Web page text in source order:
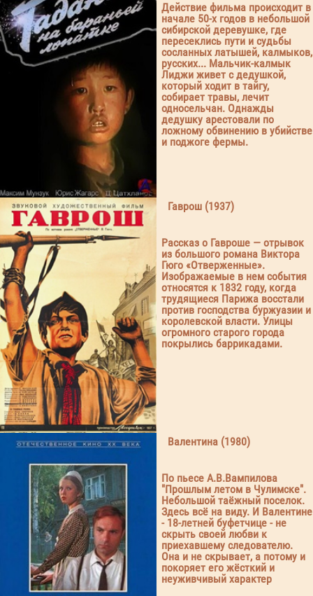
Действие фильма происходит в
начале 50-х годов в небольшой
сибирской деревушке, где
пересеклись пути и судьбы
сосланных латышей, калмыков,
русских... Мальчик-калмык
Лиджи живет с дедушкой,
который ходит в тайгу,
собирает травы, лечит
односельчан. Однажды
дедушку арестовали по
ложному обвинению в убийстве
и поджоге фермы.
Гаврош (1937)
Рассказ о Гавроше — отрывок
из большого романа Виктора
Гюго «Отверженные».
Изображаемые в нем события
относятся к 1832 году, когда
трудящиеся Парижа восстали
против господства буржуазии и
королевской власти. Улицы
огромного старого города
покрылись баррикадами.
Валентина (1980)
По пьесе А.В.Вампилова
"Прошлым летом в Чулимске".
Небольшой таёжный поселок.
Здесь всё на виду. И Валентине
- 18-летней буфетчице - не
скрыть своей любви к
приехавшему следователю.
Она и не скрывает, а потому и
покоряет его жёсткий и
неуживчивый характер